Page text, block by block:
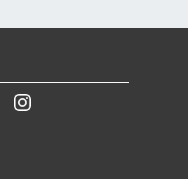
YoutubeInstagram